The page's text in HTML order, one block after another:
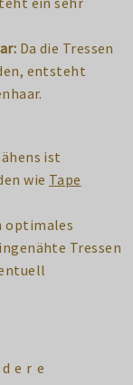
Da die Tressen
entsteht
ist
wie Tape
optimales
Tressen